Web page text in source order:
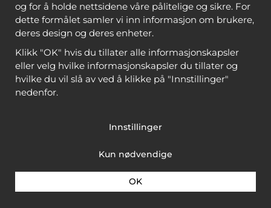
og for å holde nettsidene våre pålitelige og sikre. For
dette formålet samler vi inn informasjon om brukere,
deres design og deres enheter.
Klikk "OK" hvis du tillater alle informasjonskapsler
eller velg hvilke informasjonskapsler du tillater og
hvilke du vil slå av ved å klikke på "Innstillinger"
nedenfor.
Innstillinger
Kun nødvendige
OK